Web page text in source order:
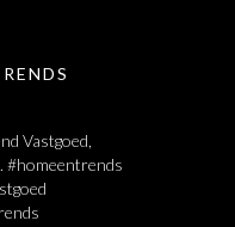
Vastgoed,
#homeentrends